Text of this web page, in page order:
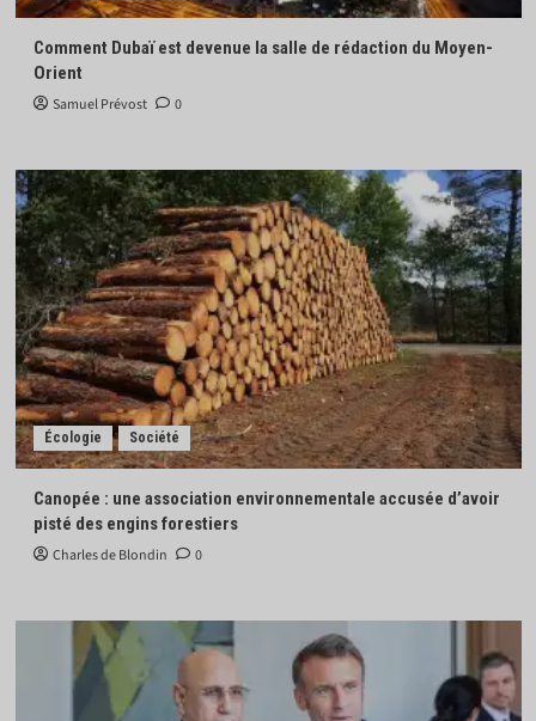
Comment Dubaï est devenue la salle de rédaction du Moyen-
Orient
Samuel Prévost 0
Écologie Société
Canopée : une association environnementale accusée d’avoir
pisté des engins forestiers
Charles de Blondin 0